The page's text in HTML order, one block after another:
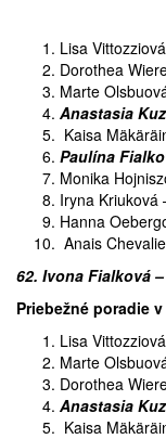
Lisa
Dorothea
Marte
Anastasia
Kaisa
Paulína
Monika
Iryna Kriuková
Hanna
Anais
62. Ivona Fialková
Priebežné poradie
Lisa
Marte
Dorothea
Anastasia
Kaisa